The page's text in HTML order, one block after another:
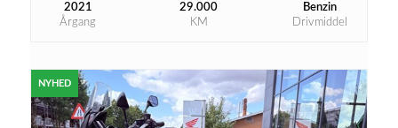
2021
Årgang
29.000
KM
Benzin
Drivmiddel
NYHED